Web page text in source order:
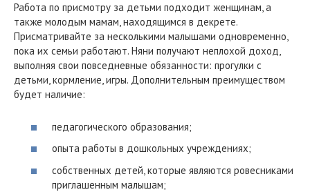
Работа по присмотру за детьми подходит женщинам, а
также молодым мамам, находящимся в декрете.
Присматривайте за несколькими малышами одновременно,
пока их семьи работают. Няни получают неплохой доход,
выполняя свои повседневные обязанности: прогулки с
детьми, кормление, игры. Дополнительным преимуществом
будет наличие:
педагогического образования;
опыта работы в дошкольных учреждениях;
собственных детей, которые являются ровесниками
приглашенным малышам;